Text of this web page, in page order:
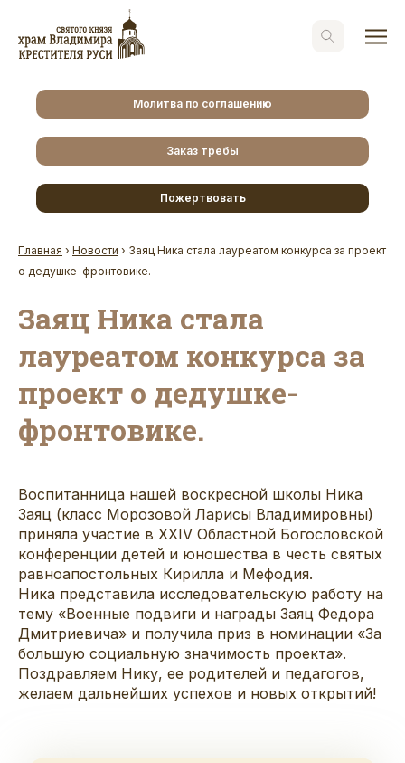
Молитва по соглашению
Заказ требы
Пожертвовать
Главная › Новости › Заяц Ника стала лауреатом конкурса за проект
о дедушке-фронтовике.
Заяц Ника стала
лауреатом конкурса за
проект о дедушке-
фронтовике.
Воспитанница нашей воскресной школы Ника
Заяц (класс Морозовой Ларисы Владимировны)
приняла участие в XXIV Областной Богословской
конференции детей и юношества в честь святых
равноапостольных Кирилла и Мефодия.
Ника представила исследовательскую работу на
тему «Военные подвиги и награды Заяц Федора
Дмитриевича» и получила приз в номинации «За
большую социальную значимость проекта».
Поздравляем Нику, ее родителей и педагогов,
желаем дальнейших успехов и новых открытий!